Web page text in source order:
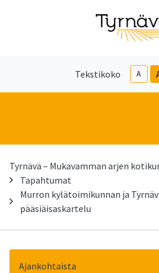
Tekstikoko A
Tyrnävä – Mukavamman arjen
Tapahtumat
Murron kylätoimikunnan ja
pääsiäisaskartelu
Ajankohtaista